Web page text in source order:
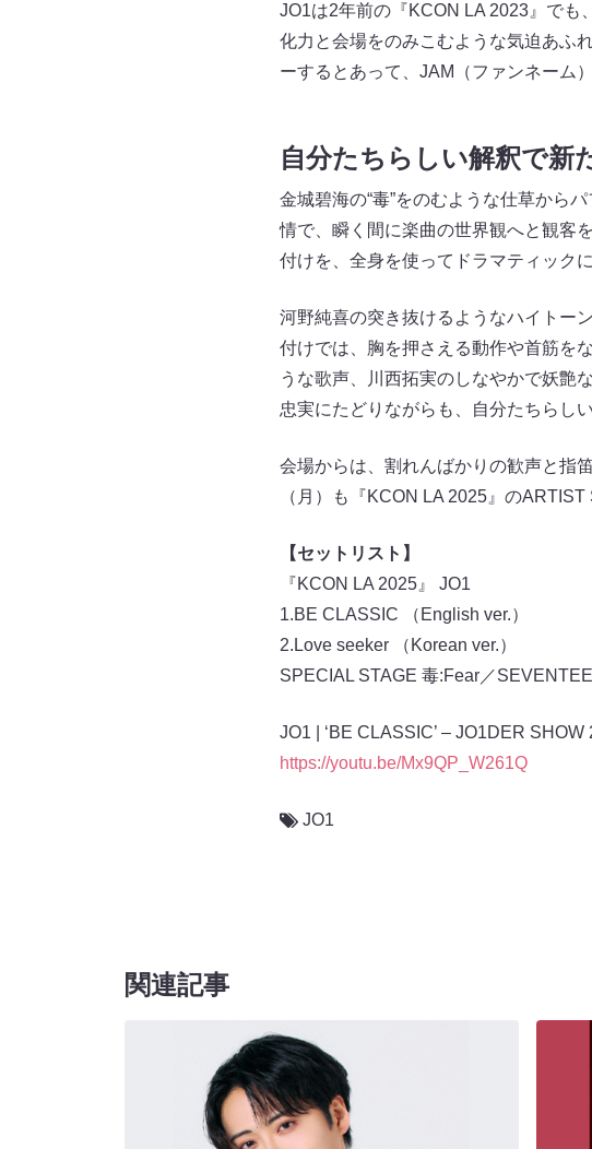
JO1は2年前の『KCON LA 2023』で
化力と会場をのみこむような気迫あふ
ーするとあって、JAM（ファンネーム
自分たちらしい解釈で新
金城碧海の“毒”をのむような仕草から
情で、瞬く間に楽曲の世界観へと観客
付けを、全身を使ってドラマティックに
河野純喜の突き抜けるようなハイトー
付けでは、胸を押さえる動作や首筋を
うな歌声、川西拓実のしなやかで妖艶
忠実にたどりながらも、自分たちらし
会場からは、割れんばかりの歓声と指
（月）も『KCON LA 2025』の
【セットリスト】
『KCON LA 2025』 JO1
1.BE CLASSIC （English ver.）
2.Love seeker （Korean ver.）
SPECIAL STAGE 毒:Fear／
JO1 | ‘BE CLASSIC’ – JO1DER
https://youtu.be/Mx9QP_W261Q
JO1
関連記事